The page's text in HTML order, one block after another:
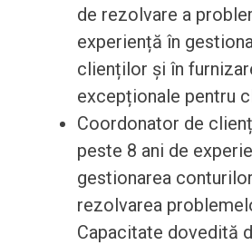
de rezolvare a
experiență în
clienților și în
excepționale pentru
Coordonator de
peste 8 ani de
gestionarea
rezolvarea
Capacitate dovedită